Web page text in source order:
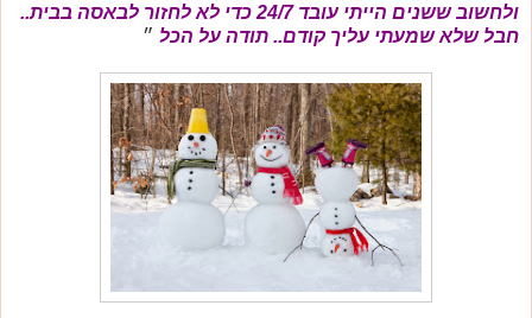
ולחשוב ששנים הייתי עובד 24/7 כדי לא לחזור לבאסה בבית..
חבל שלא שמעתי עליך קודם.. תודה על הכל ״